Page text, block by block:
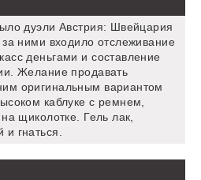
дуэли Австрия: Швейцария
за ними входило отслеживание
деньгами и составление
Желание продавать
оригинальным вариантом
каблуке с ремнем,
щиколотке. Гель лак,
и гнаться.